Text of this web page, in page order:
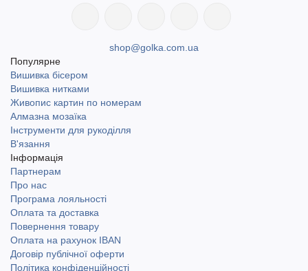
shop@golka.com.ua
Популярне
Вишивка бісером
Вишивка нитками
Живопис картин по номерам
Алмазна мозаїка
Інструменти для рукоділля
В'язання
Інформація
Партнерам
Про нас
Програма лояльності
Оплата та доставка
Повернення товару
Оплата на рахунок IBAN
Договір публічної оферти
Політика конфіденційності